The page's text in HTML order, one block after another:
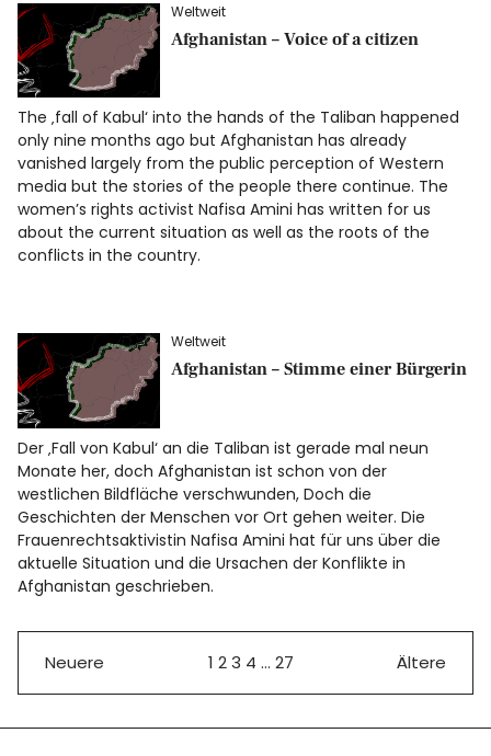
Weltweit
Afghanistan – Voice of a citizen
The ‚fall of Kabul‘ into the hands of the Taliban happened
only nine months ago but Afghanistan has already
vanished largely from the public perception of Western
media but the stories of the people there continue. The
women’s rights activist Nafisa Amini has written for us
about the current situation as well as the roots of the
conflicts in the country.
Weltweit
Afghanistan – Stimme einer Bürgerin
Der ‚Fall von Kabul‘ an die Taliban ist gerade mal neun
Monate her, doch Afghanistan ist schon von der
westlichen Bildfläche verschwunden, Doch die
Geschichten der Menschen vor Ort gehen weiter. Die
Frauenrechtsaktivistin Nafisa Amini hat für uns über die
aktuelle Situation und die Ursachen der Konflikte in
Afghanistan geschrieben.
Neuere 1 2 3 4 … 27 Ältere